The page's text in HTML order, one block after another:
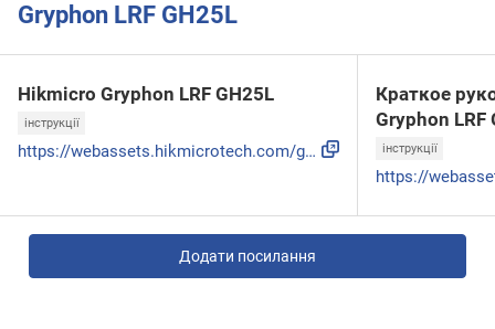
Gryphon LRF GH25L
Hikmicro Gryphon LRF GH25L
інструкції
https://webassets.hikmicrotech.com/global/asset/2f0ce57f7e9...
Краткое
Gryphon LRF
інструкції
Додати посилання